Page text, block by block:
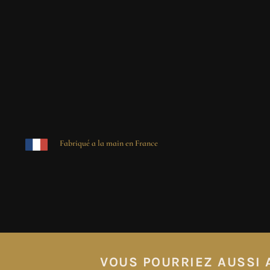
Fabriqué a la main en France
VOUS POURRIEZ AUSSI